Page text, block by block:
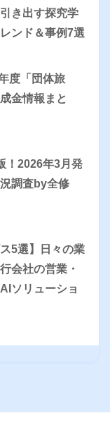
き出す探究学
ンド＆事例7選
度「団体旅
金情報まと
！2026年3月発
調査by全修
5選】日々の業
会社の営業・
ソリューショ